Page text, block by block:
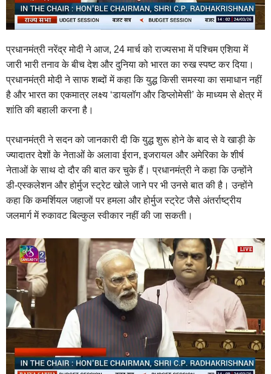
प्रधानमंत्री नरेंद्र मोदी ने आज, 24 मार्च को राज्यसभा में पश्चिम एशिया में
जारी भारी तनाव के बीच देश और दुनिया को भारत का रुख स्पष्ट कर दिया।
प्रधानमंत्री मोदी ने साफ शब्दों में कहा कि युद्ध किसी समस्या का समाधान नहीं
है और भारत का एकमात्र लक्ष्य ‘डायलॉग और डिप्लोमेसी’ के माध्यम से क्षेत्र में
शांति की बहाली करना है।
प्रधानमंत्री ने सदन को जानकारी दी कि युद्ध शुरू होने के बाद से वे खाड़ी के
ज्यादातर देशों के नेताओं के अलावा ईरान, इजरायल और अमेरिका के शीर्ष
नेताओं के साथ दो दौर की बात कर चुके हैं। प्रधानमंत्री ने कहा कि उन्होंने
डी-एस्कलेशन और होर्मुज स्ट्रेट खोले जाने पर भी उनसे बात की है। उन्होंने
कहा कि कमर्शियल जहाजों पर हमला और होर्मुज स्ट्रेट जैसे अंतर्राष्ट्रीय
जलमार्ग में रुकावट बिल्कुल स्वीकार नहीं की जा सकती।